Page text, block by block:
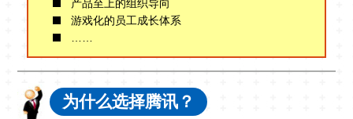
产品至上的组织导向
游戏化的员工成长体系
为什么选择腾讯？